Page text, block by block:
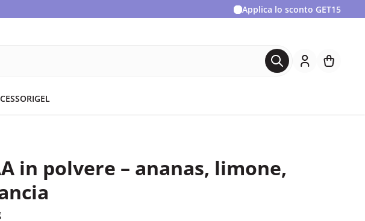
Applica lo sconto GET15
GEL
in polvere – ananas, limone,